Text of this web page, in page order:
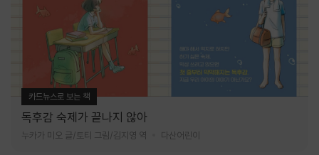
카드뉴스로 보는 책
독후감 숙제가 끝나지 않아
누카가 미오 글/토티 그림/김지영 역 다산어린이